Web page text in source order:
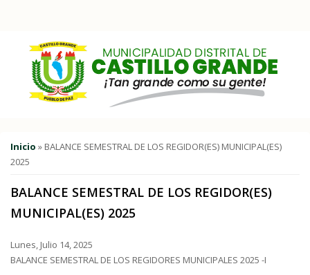
Pasar al contenido principal
Usted está aquí
Inicio » BALANCE SEMESTRAL DE LOS REGIDOR(ES) MUNICIPAL(ES)
2025
BALANCE SEMESTRAL DE LOS REGIDOR(ES)
MUNICIPAL(ES) 2025
Lunes, Julio 14, 2025
BALANCE SEMESTRAL DE LOS REGIDORES MUNICIPALES 2025 -I